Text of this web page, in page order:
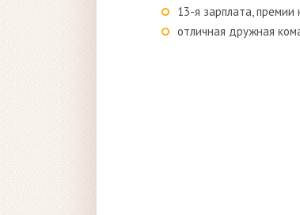
13-я зарплата,
отличная дружная